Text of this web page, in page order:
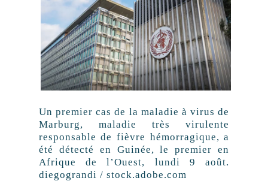
Un premier cas de la maladie à virus de
Marburg, maladie très virulente
responsable de fièvre hémorragique, a
été détecté en Guinée, le premier en
Afrique de l’Ouest, lundi 9 août.
diegograndi / stock.adobe.com